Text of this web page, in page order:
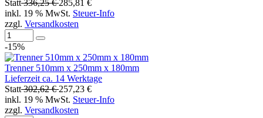
Statt336,25 €285,81 €
inkl. 19 % MwSt. Steuer-Info
zzgl. Versandkosten
-15%
Trenner 510mm x 250mm x 180mm
Lieferzeit ca. 14 Werktage
Statt302,62 €257,23 €
inkl. 19 % MwSt. Steuer-Info
zzgl. Versandkosten